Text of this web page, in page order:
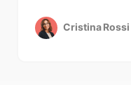
Cristina Rossi